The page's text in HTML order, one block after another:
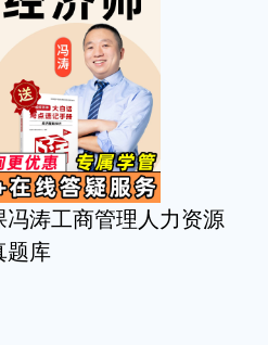
涛工商管理人力资源
题库